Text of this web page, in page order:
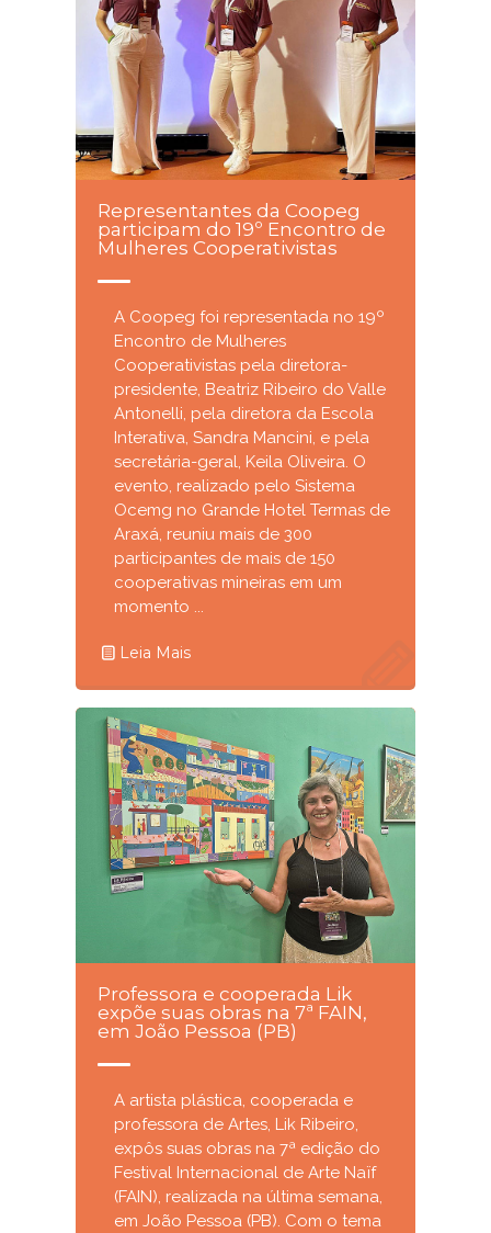
Representantes da Coopeg
participam do 19º Encontro de
Mulheres Cooperativistas
A Coopeg foi representada no 19º
Encontro de Mulheres
Cooperativistas pela diretora-
presidente, Beatriz Ribeiro do Valle
Antonelli, pela diretora da Escola
Interativa, Sandra Mancini, e pela
secretária-geral, Keila Oliveira. O
evento, realizado pelo Sistema
Ocemg no Grande Hotel Termas de
Araxá, reuniu mais de 300
participantes de mais de 150
cooperativas mineiras em um
momento ...
Leia Mais
Professora e cooperada Lik
expõe suas obras na 7ª FAIN,
em João Pessoa (PB)
A artista plástica, cooperada e
professora de Artes, Lik Ribeiro,
expôs suas obras na 7ª edição do
Festival Internacional de Arte Naïf
(FAIN), realizada na última semana,
em João Pessoa (PB). Com o tema